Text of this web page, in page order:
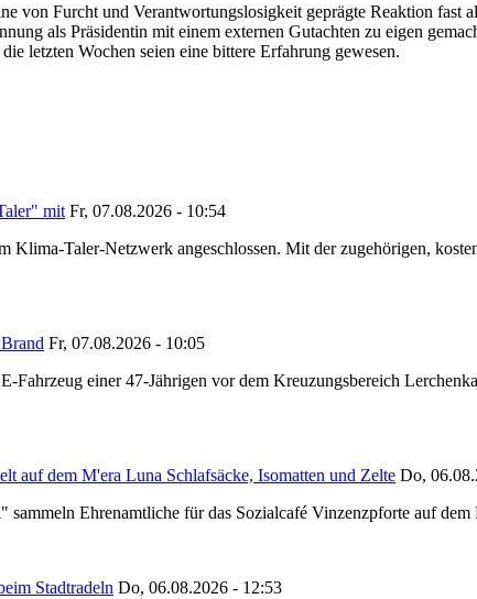
von Furcht und Verantwortungslosigkeit geprägte Reaktion
als Präsidentin mit einem externen Gutachten zu eigen
letzten Wochen seien eine bittere Erfahrung gewesen.
mit Fr, 07.08.2026 - 10:54
Klima-Taler-Netzwerk angeschlossen. Mit der zugehörigen,
Fr, 07.08.2026 - 10:05
Fahrzeug einer 47-Jährigen vor dem Kreuzungsbereich
auf dem M'era Luna Schlafsäcke, Isomatten und Zelte Do,
Ehrenamtliche für das Sozialcafé Vinzenzpforte auf
Stadtradeln Do, 06.08.2026 - 12:53